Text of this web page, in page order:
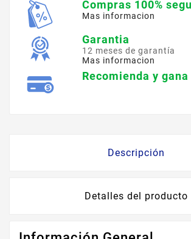
Compras 100%
Mas informacion
Garantia
12 meses de garantía
Mas informacion
Recomienda y gana
Descripción
Detalles del producto